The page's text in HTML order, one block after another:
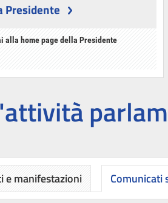
Presidente
alla home page della Presidente
e manifestazioni Comunicati